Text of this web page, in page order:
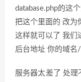
database.php的这
把这个里面的 改为
这样就可以了 我们
后台地址 你的域名
服务器太差了 处